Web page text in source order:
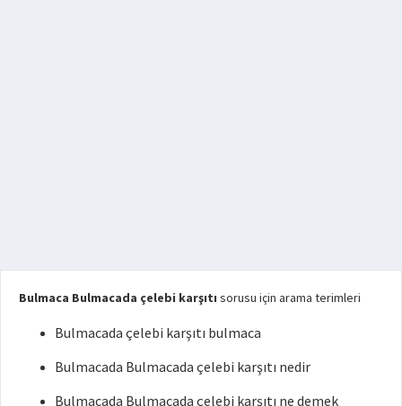
Bulmaca Bulmacada çelebi karşıtı sorusu için arama terimleri
Bulmacada çelebi karşıtı bulmaca
Bulmacada Bulmacada çelebi karşıtı nedir
Bulmacada Bulmacada çelebi karşıtı ne demek